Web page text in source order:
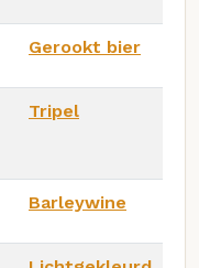
Gerookt bier
Tripel
Barleywine